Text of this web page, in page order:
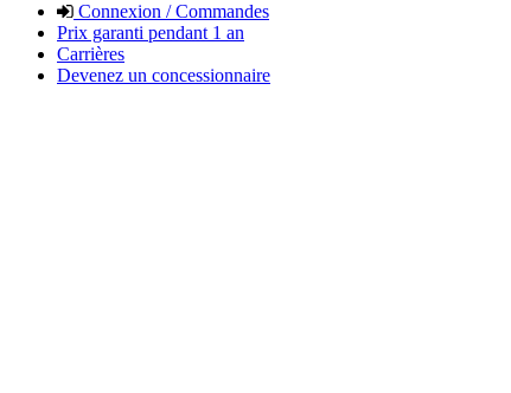
Connexion / Commandes
Prix garanti pendant 1 an
Carrières
Devenez un concessionnaire